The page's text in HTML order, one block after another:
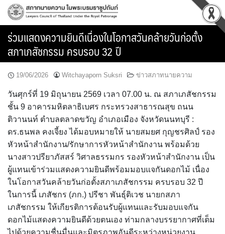
Skip
content
ร่วมแสดงความยินดีเนื่องในโอกาสวันคล้ายวันก่อตั้ง
สภาเภสัชกรรม ครบรอบ 32 ปี
19/06/2026 Witchayaporn Suksri ข่าวสภาทนายความ
วันศุกร์ที่ 19 มิถุนายน 2569 เวลา 07.00 น. ณ สภาเภสัชกรรม
ชั้น 9 อาคารมหิตลาธิเบศร กระทรวงสาธารณสุข ถนน
ติวานนท์ ตำบลตลาดขวัญ อำเภอเมือง จังหวัดนนทบุรี :
ดร.ธนพล คงเจี้ยง ได้มอบหมายให้ นายสมยศ กุญชรศิลป์ รอง
หัวหน้าสำนักงาน/รักษาการหัวหน้าสำนักงาน พร้อมด้วย
นางสาวปรียาภัสสร์ วิศาลธรรมกร รองหัวหน้าสำนักงาน เป็น
ผู้แทนเข้าร่วมแสดงความยินดีพร้อมมอบแจกันดอกไม้ เนื่อง
ในโอกาสวันคล้ายวันก่อตั้งสภาเภสัชกรรม ครบรอบ 32 ปี
ในการนี้ เภสัชกร (ภก.) ปรีชา พันธุ์ติเวช นายกสภา
เภสัชกรรม ให้เกียรติการต้อนรับผู้แทนและรับมอบแจกัน
ดอกไม้แสดงความยินดีด้วยตนเอง ท่ามกลางบรรยากาศที่เต็ม
ไปด้วยความชื่นมื่นและมิตรภาพอันดีระหว่างหน่วยงาน